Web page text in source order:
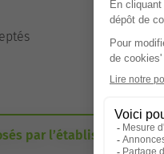
par l’établissement